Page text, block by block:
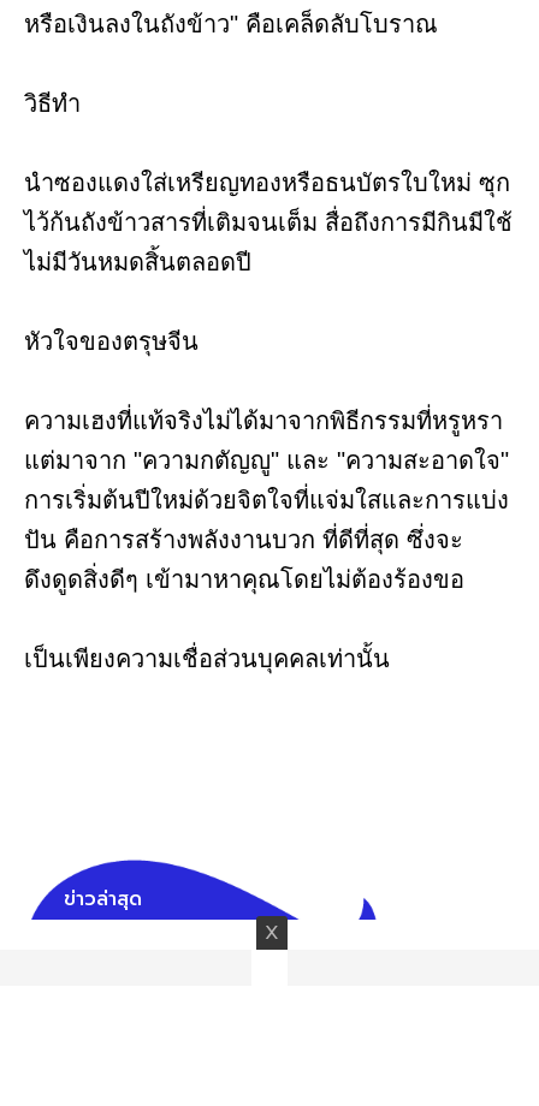
หรือเงินลงในถังข้าว" คือเคล็ดลับโบราณ
วิธีทำ
นำซองแดงใส่เหรียญทองหรือธนบัตรใบใหม่ ซุก
ไว้ก้นถังข้าวสารที่เติมจนเต็ม สื่อถึงการมีกินมีใช้
ไม่มีวันหมดสิ้นตลอดปี
หัวใจของตรุษจีน
ความเฮงที่แท้จริงไม่ได้มาจากพิธีกรรมที่หรูหรา
แต่มาจาก "ความกตัญญู" และ "ความสะอาดใจ"
การเริ่มต้นปีใหม่ด้วยจิตใจที่แจ่มใสและการแบ่ง
ปัน คือการสร้างพลังงานบวก ที่ดีที่สุด ซึ่งจะ
ดึงดูดสิ่งดีๆ เข้ามาหาคุณโดยไม่ต้องร้องขอ
เป็นเพียงความเชื่อส่วนบุคคลเท่านั้น
ข่าวล่าสุด